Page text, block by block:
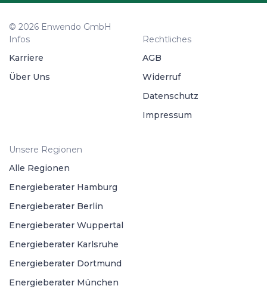
© 2026 Enwendo GmbH
Infos
Karriere
Über Uns
Rechtliches
AGB
Widerruf
Datenschutz
Impressum
Unsere Regionen
Alle Regionen
Energieberater Hamburg
Energieberater Berlin
Energieberater Wuppertal
Energieberater Karlsruhe
Energieberater Dortmund
Energieberater München